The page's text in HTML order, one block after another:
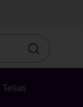
Otsin
Telias